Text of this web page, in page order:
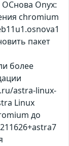
ОСнова Оnyx:
chromium
пакет
более
astra-linux-
Linux
до